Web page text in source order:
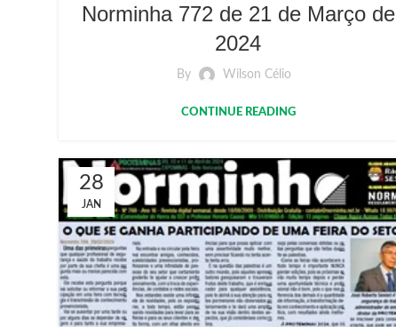
Norminha 772 de 21 de Março de
2024
By Wilson Célio
CONTINUE READING
28
JAN